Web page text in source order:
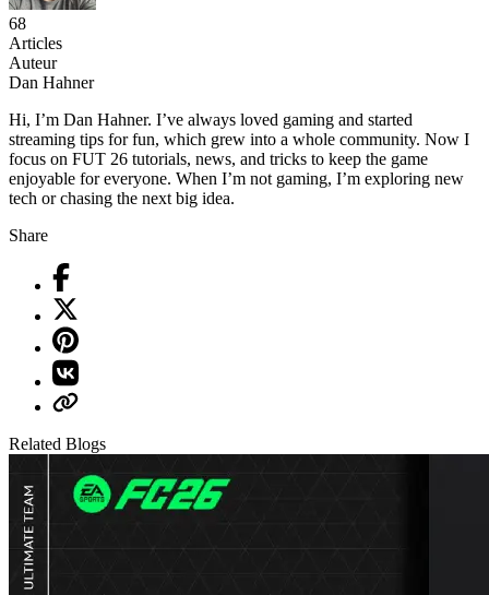
68
Articles
Auteur
Dan Hahner
Hi, I’m Dan Hahner. I’ve always loved gaming and started
streaming tips for fun, which grew into a whole community. Now I
focus on FUT 26 tutorials, news, and tricks to keep the game
enjoyable for everyone. When I’m not gaming, I’m exploring new
tech or chasing the next big idea.
Share
Related Blogs